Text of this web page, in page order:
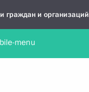
граждан и организаций
в устной форме
menu